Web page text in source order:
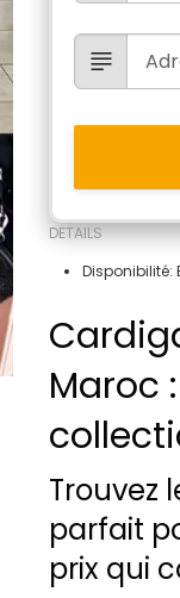
DETAILS
Disponibilité:
Maroc
Trouvez
parfait
prix qui